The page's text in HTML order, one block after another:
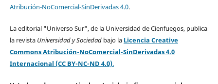
Atribución-NoComercial-SinDerivadas 4.0.
La editorial "Universo Sur", de la Universidad de Cienfuegos, publica
la revista Universidad y Sociedad bajo la Licencia Creative
Commons Atribución-NoComercial-SinDerivadas 4.0
Internacional (CC BY-NC-ND 4.0).